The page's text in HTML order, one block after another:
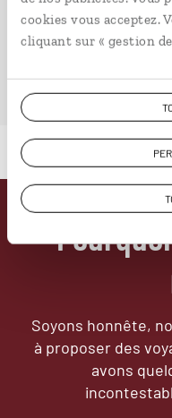
cookies vous acceptez.
cliquant sur « gestion
VOIR NOS 6 IDÉES
Soyons honnête,
à proposer des
avons